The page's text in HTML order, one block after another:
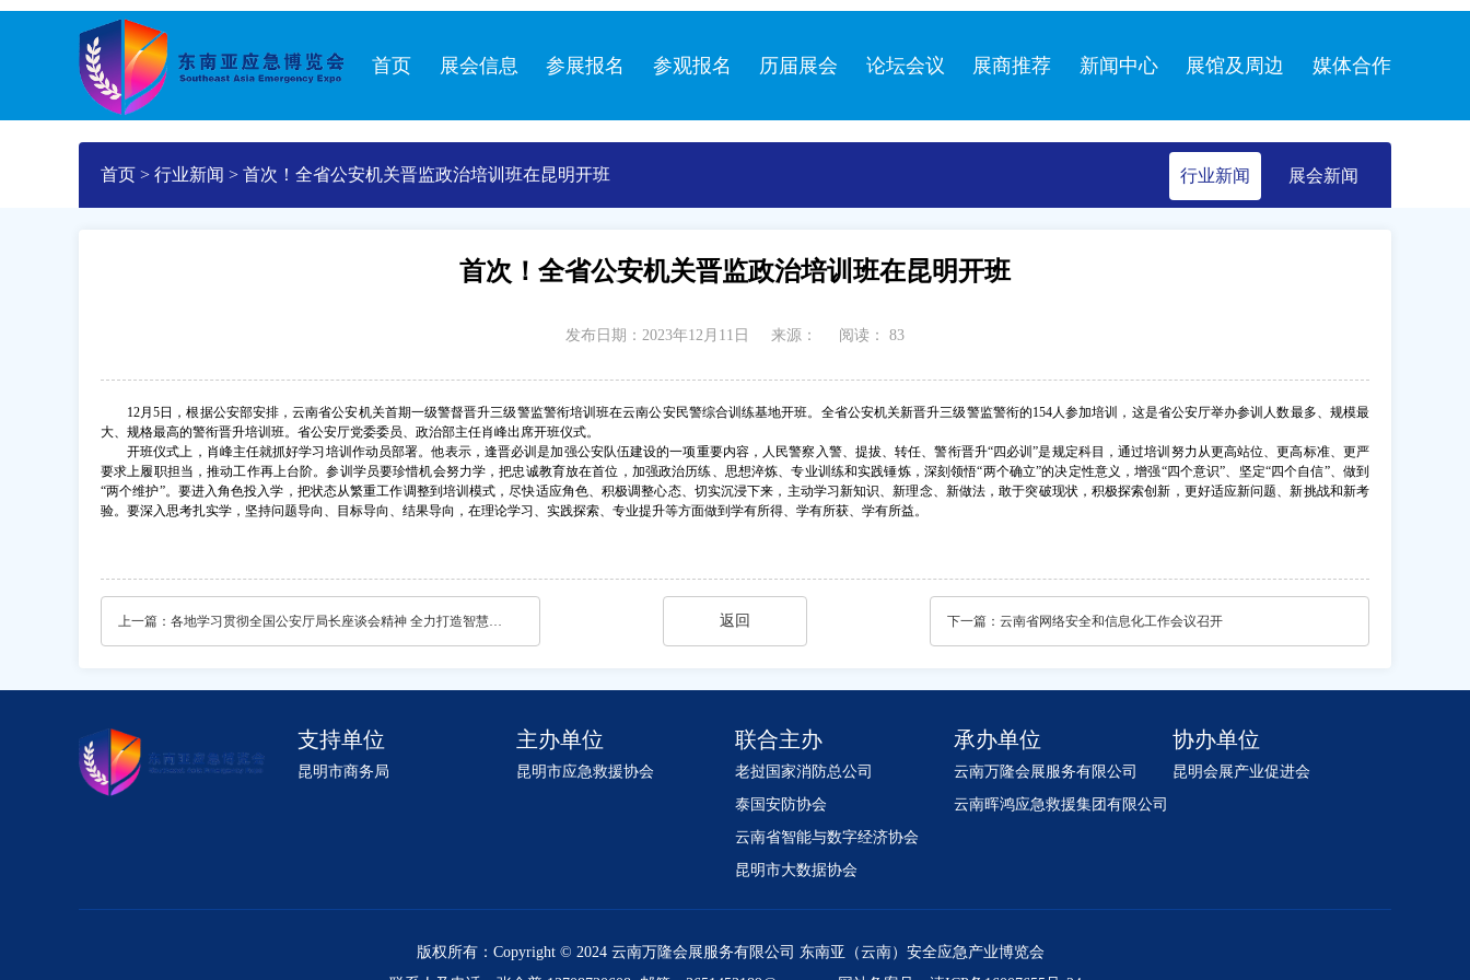
首页 展会信息 参展报名 参观报名 历届展会 论坛会议 展商推荐 新闻中心 展馆及周边 媒体合作
首页 > 行业新闻 > 首次！全省公安机关晋监政治培训班在昆明开班 行业新闻 展会新闻
首次！全省公安机关晋监政治培训班在昆明开班
发布日期：2023年12月11日 来源： 阅读： 83
12月5日，根据公安部安排，云南省公安机关首期一级警督晋升三级警监警衔培训班在云南公安民警综合训练基地开班。全省公安机关新晋升三级警监警衔的154人参加培训，这是省公安厅举办参训人数最多、规模最
大、规格最高的警衔晋升培训班。省公安厅党委委员、政治部主任肖峰出席开班仪式。
开班仪式上，肖峰主任就抓好学习培训作动员部署。他表示，逢晋必训是加强公安队伍建设的一项重要内容，人民警察入警、提拔、转任、警衔晋升“四必训”是规定科目，通过培训努力从更高站位、更高标准、更严
要求上履职担当，推动工作再上台阶。参训学员要珍惜机会努力学，把忠诚教育放在首位，加强政治历练、思想淬炼、专业训练和实践锤炼，深刻领悟“两个确立”的决定性意义，增强“四个意识”、坚定“四个自信”、做到
“两个维护”。要进入角色投入学，把状态从繁重工作调整到培训模式，尽快适应角色、积极调整心态、切实沉浸下来，主动学习新知识、新理念、新做法，敢于突破现状，积极探索创新，更好适应新问题、新挑战和新考
验。要深入思考扎实学，坚持问题导向、目标导向、结果导向，在理论学习、实践探索、专业提升等方面做到学有所得、学有所获、学有所益。
上一篇： 各地学习贯彻全国公安厅局长座谈会精神 全力打造智慧公安 返回 下一篇： 云南省网络安全和信息化工作会议召开
支持单位
昆明市商务局
主办单位
昆明市应急救援协会
联合主办
老挝国家消防总公司
泰国安防协会
云南省智能与数字经济协会
昆明市大数据协会
承办单位
云南万隆会展服务有限公司
云南晖鸿应急救援集团有限公司
协办单位
昆明会展产业促进会
版权所有：Copyright © 2024 云南万隆会展服务有限公司 东南亚（云南）安全应急产业博览会